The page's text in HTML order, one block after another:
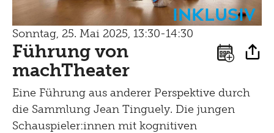
Inklusiv
Sonntag, 25. Mai 2025, 13:30-14:30
Führung von
machTheater
Eine Führung aus anderer Perspektive durch
die Sammlung Jean Tinguely. Die jungen
Schauspieler:innen mit kognitiven